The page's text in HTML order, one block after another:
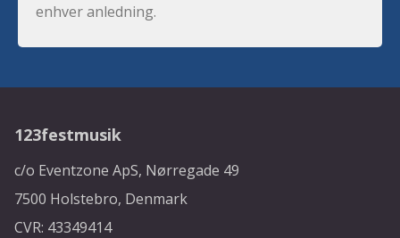
enhver anledning.
123festmusik
c/o Eventzone ApS, Nørregade 49
7500 Holstebro, Denmark
CVR: 43349414